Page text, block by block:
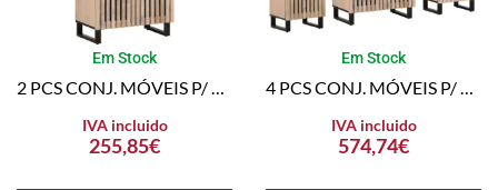
Em Stock
255,85€
IVA incluido
Em Stock
574,74€
IVA incluido